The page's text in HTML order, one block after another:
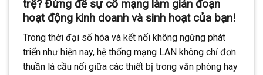
trệ? Đừng để sự cố mạng làm gián đoạn
hoạt động kinh doanh và sinh hoạt của bạn!
Trong thời đại số hóa và kết nối không ngừng phát
triển như hiện nay, hệ thống mạng LAN không chỉ đơn
thuần là cầu nối giữa các thiết bị trong văn phòng hay